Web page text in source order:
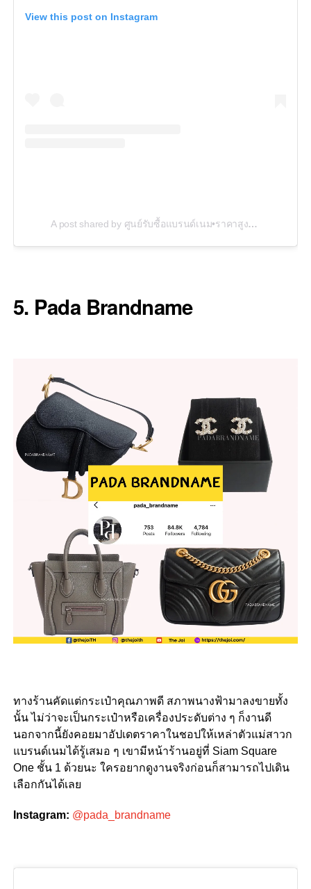
View this post on Instagram
A post shared by ศูนย์รับซื้อแบรนด์เนม•ราคาสูง (@brandname_exchange1)
5. Pada Brandname
ทางร้านคัดแต่กระเป๋าคุณภาพดี สภาพนางฟ้ามาลงขายทั้ง
นั้น ไม่ว่าจะเป็นกระเป๋าหรือเครื่องประดับต่าง ๆ ก็งานดี
นอกจากนี้ยังคอยมาอัปเดตราคาในชอปให้เหล่าตัวแม่สาวก
แบรนด์เนมได้รู้เสมอ ๆ เขามีหน้าร้านอยู่ที่ Siam Square
One ชั้น 1 ด้วยนะ ใครอยากดูงานจริงก่อนก็สามารถไปเดิน
เลือกกันได้เลย
Instagram: @pada_brandname